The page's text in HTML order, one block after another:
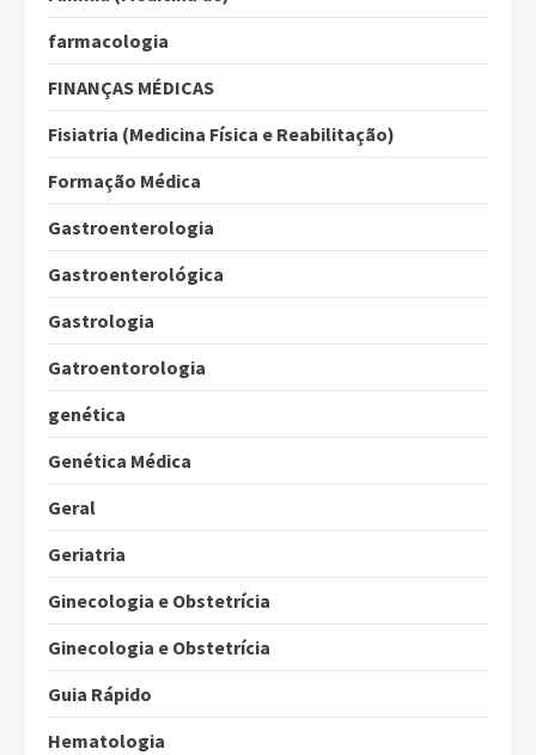
farmacologia
FINANÇAS MÉDICAS
Fisiatria (Medicina Física e Reabilitação)
Formação Médica
Gastroenterologia
Gastroenterológica
Gastrologia
Gatroentorologia
genética
Genética Médica
Geral
Geriatria
Ginecologia e Obstetrícia
Ginecologia e Obstetrícia
Guia Rápido
Hematologia